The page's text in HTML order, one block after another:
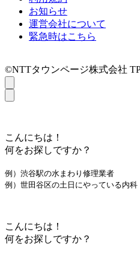
お知らせ
運営会社について
緊急時はこちら
©NTTタウンページ株式会社
こんにちは！
何をお探しですか？
例）渋谷駅の水まわり修理業者
例）世田谷区の土日にやっている内科
こんにちは！
何をお探しですか？